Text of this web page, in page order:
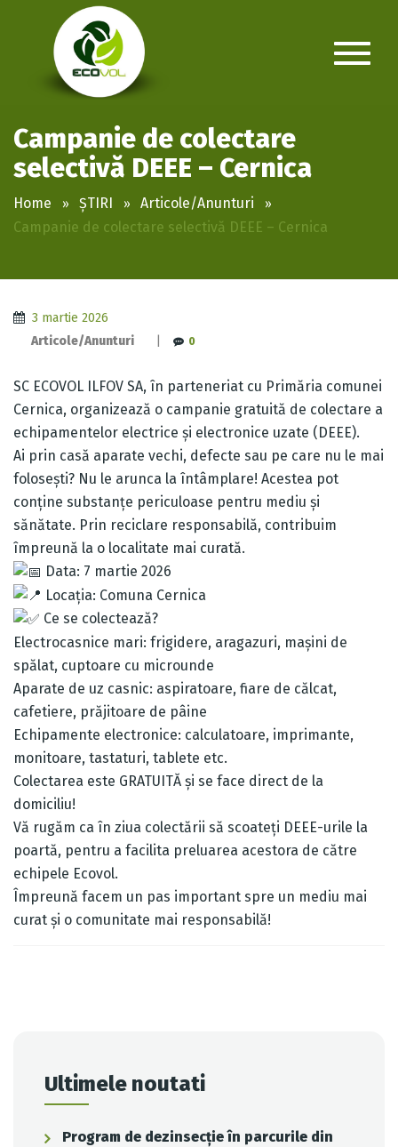
Campanie de colectare
selectivă DEEE – Cernica
Home ȘTIRI
Articole/Anunturi
Campanie de colectare selectivă DEEE – Cernica
3 martie 2026
Articole/Anunturi
0
SC ECOVOL ILFOV SA, în parteneriat cu Primăria comunei
Cernica, organizează o campanie gratuită de colectare a
echipamentelor electrice și electronice uzate (DEEE).
Ai prin casă aparate vechi, defecte sau pe care nu le mai
folosești? Nu le arunca la întâmplare! Acestea pot
conține substanțe periculoase pentru mediu și
sănătate. Prin reciclare responsabilă, contribuim
împreună la o localitate mai curată.
Data: 7 martie 2026
Locația: Comuna Cernica
Ce se colectează?
Electrocasnice mari: frigidere, aragazuri, mașini de
spălat, cuptoare cu microunde
Aparate de uz casnic: aspiratoare, fiare de călcat,
cafetiere, prăjitoare de pâine
Echipamente electronice: calculatoare, imprimante,
monitoare, tastaturi, tablete etc.
Colectarea este GRATUITĂ și se face direct de la
domiciliu!
Vă rugăm ca în ziua colectării să scoateți DEEE-urile la
poartă, pentru a facilita preluarea acestora de către
echipele Ecovol.
Împreună facem un pas important spre un mediu mai
curat și o comunitate mai responsabilă!
Ultimele noutati
Program de dezinsecție în parcurile din